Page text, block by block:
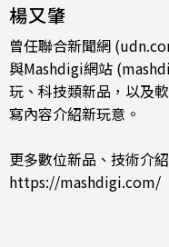
楊又肇
曾任聯合新聞網
與Mashdigi網站
玩、科技類新品，以及
寫內容介紹新玩意。
更多數位新品、技術介
https://mashdigi.com/